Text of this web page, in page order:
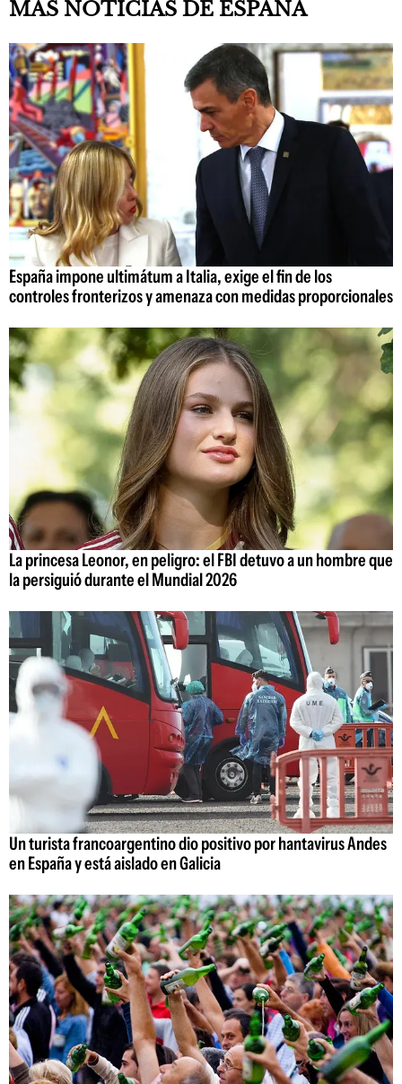
MÁS NOTICIAS DE ESPAÑA
España impone ultimátum a Italia, exige el fin de los
controles fronterizos y amenaza con medidas proporcionales
La princesa Leonor, en peligro: el FBI detuvo a un hombre que
la persiguió durante el Mundial 2026
Un turista francoargentino dio positivo por hantavirus Andes
en España y está aislado en Galicia